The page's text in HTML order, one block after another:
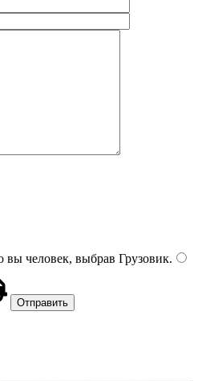
вы человек, выбрав Грузовик.